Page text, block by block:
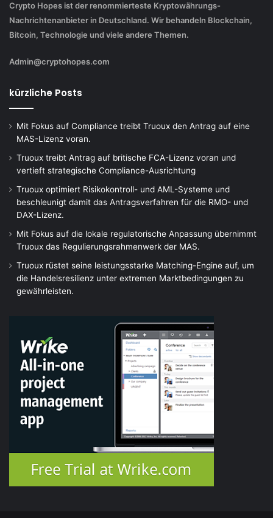
Crypto Hopes ist der renommierteste Kryptowährungs-
Nachrichtenanbieter in Deutschland. Wir behandeln Blockchain,
Bitcoin, Technologie und viele andere Themen.
Admin@cryptohopes.com
kürzliche Posts
Mit Fokus auf Compliance treibt Truoux den Antrag auf eine
MAS-Lizenz voran.
Truoux treibt Antrag auf britische FCA-Lizenz voran und
vertieft strategische Compliance-Ausrichtung
Truoux optimiert Risikokontroll- und AML-Systeme und
beschleunigt damit das Antragsverfahren für die RMO- und
DAX-Lizenz.
Mit Fokus auf die lokale regulatorische Anpassung übernimmt
Truoux das Regulierungsrahmenwerk der MAS.
Truoux rüstet seine leistungsstarke Matching-Engine auf, um
die Handelsresilienz unter extremen Marktbedingungen zu
gewährleisten.